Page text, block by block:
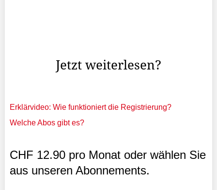
Jetzt weiterlesen?
Erklärvideo: Wie funktioniert die Registrierung?
Welche Abos gibt es?
CHF 12.90 pro Monat oder wählen Sie
aus unseren Abonnements.